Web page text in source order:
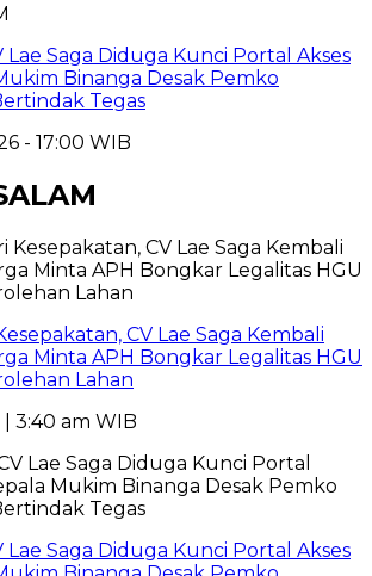
Lae Saga Diduga Kunci Portal Akses
Binanga Desak Pemko
Tegas
- 17:00 WIB
CV Lae Saga Kembali
Minta APH Bongkar Legalitas HGU
Lahan
3:40 am WIB
Lae Saga Diduga Kunci Portal Akses